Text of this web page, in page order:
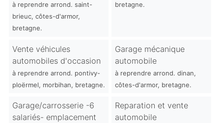
à reprendre arrond. saint-
brieuc, côtes-d'armor,
bretagne.
bretagne.
Vente véhicules
automobiles d'occasion
à reprendre arrond. pontivy-
ploërmel, morbihan, bretagne.
Garage mécanique
automobile
à reprendre arrond. dinan,
côtes-d'armor, bretagne.
Garage/carrosserie -6
salariés- emplacement
Reparation et vente
automobile